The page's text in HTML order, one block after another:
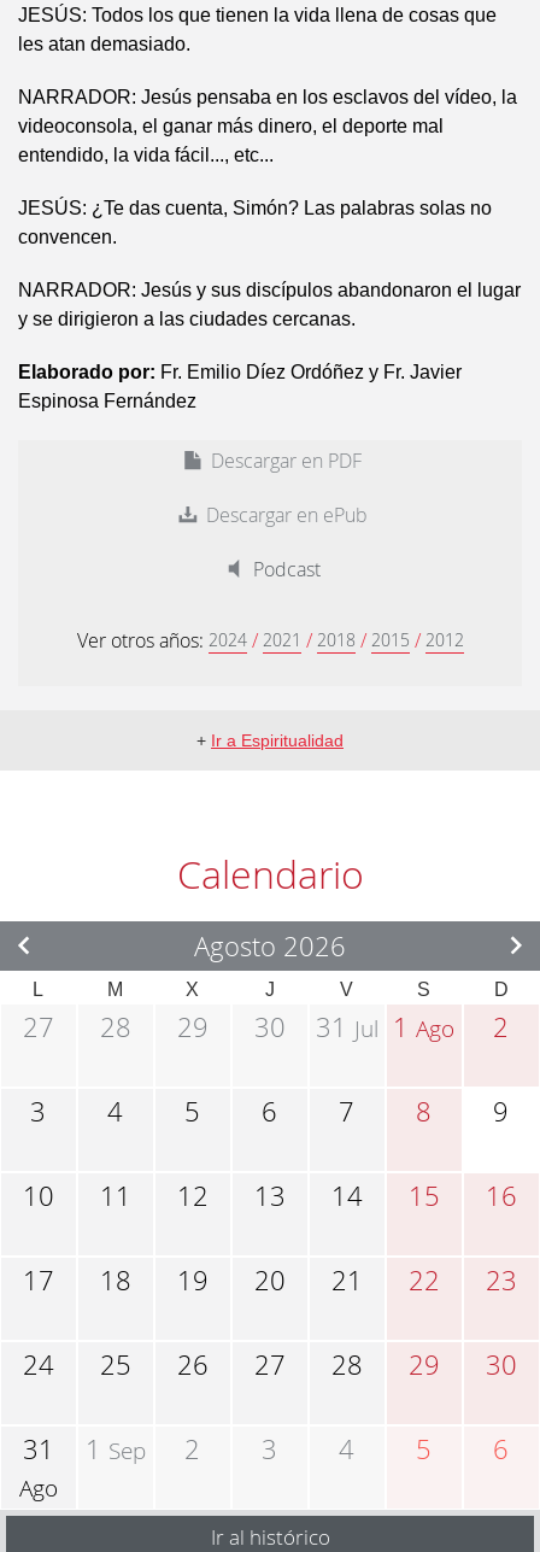
JESÚS: Todos los que tienen la vida llena de cosas que
les atan demasiado.
NARRADOR: Jesús pensaba en los esclavos del vídeo, la
videoconsola, el ganar más dinero, el deporte mal
entendido, la vida fácil..., etc...
JESÚS: ¿Te das cuenta, Simón? Las palabras solas no
convencen.
NARRADOR: Jesús y sus discípulos abandonaron el lugar
y se dirigieron a las ciudades cercanas.
Elaborado por: Fr. Emilio Díez Ordóñez y Fr. Javier
Espinosa Fernández
Descargar en PDF
Descargar en ePub
Podcast
Ver otros años: 2024 / 2021 / 2018 / 2015 / 2012
+ Ir a Espiritualidad
Calendario
Agosto 2026
L M X J V S D
27 28 29 30 31 Jul 1Ago 2
3 4 5 6 7 8 9
10 11 12 13 14 15 16
17 18 19 20 21 22 23
24 25 26 27 28 29 30
31
Ago
1 Sep 2 3 4 5 6
Ir al histórico